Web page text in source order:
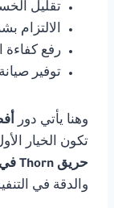
تقليل
الالتزام
رفع كفاءة
توفير
وهنا يأتي دور
تكون الخيار
حريق Thorn في القاهرة
والدقة في